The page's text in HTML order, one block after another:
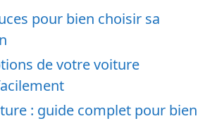
pour bien choisir sa
de votre voiture
: guide complet pour bien